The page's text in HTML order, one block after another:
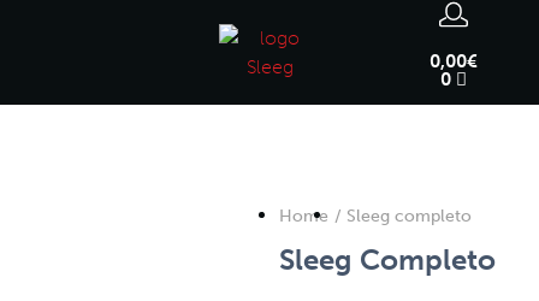
0,00€
0
Home / Sleeg completo
Sleeg Completo